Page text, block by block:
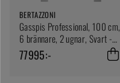
BERTAZZONI
Gasspis Professional, 100 cm,
6 brännare, 2 ugnar, Svart -
Bertazzoni
77995:-